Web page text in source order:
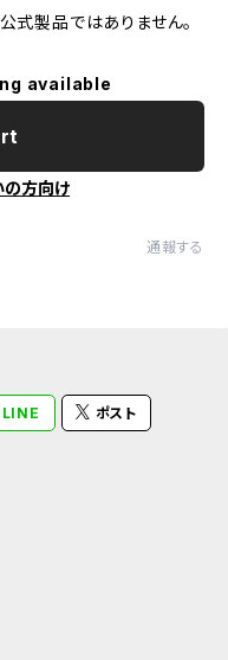
式製品ではありません。
available
の方向け
通報する
LINE ポスト